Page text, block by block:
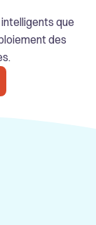
que
des